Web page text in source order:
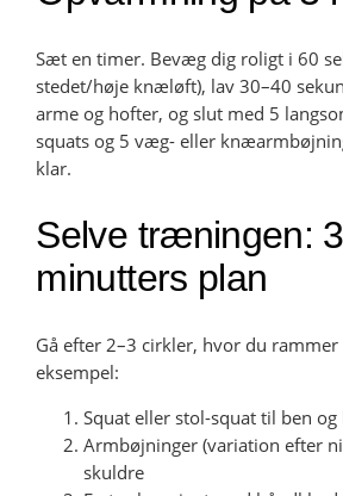
Sæt en timer. Bevæg dig roligt i 60
stedet/høje knæløft), lav 30–40
arme og hofter, og slut med 5
squats og 5 væg- eller
klar.
Selve træningen:
minutters plan
Gå efter 2–3 cirkler, hvor du
eksempel:
Squat eller stol-squat til ben og
Armbøjninger (variation efter
skuldre